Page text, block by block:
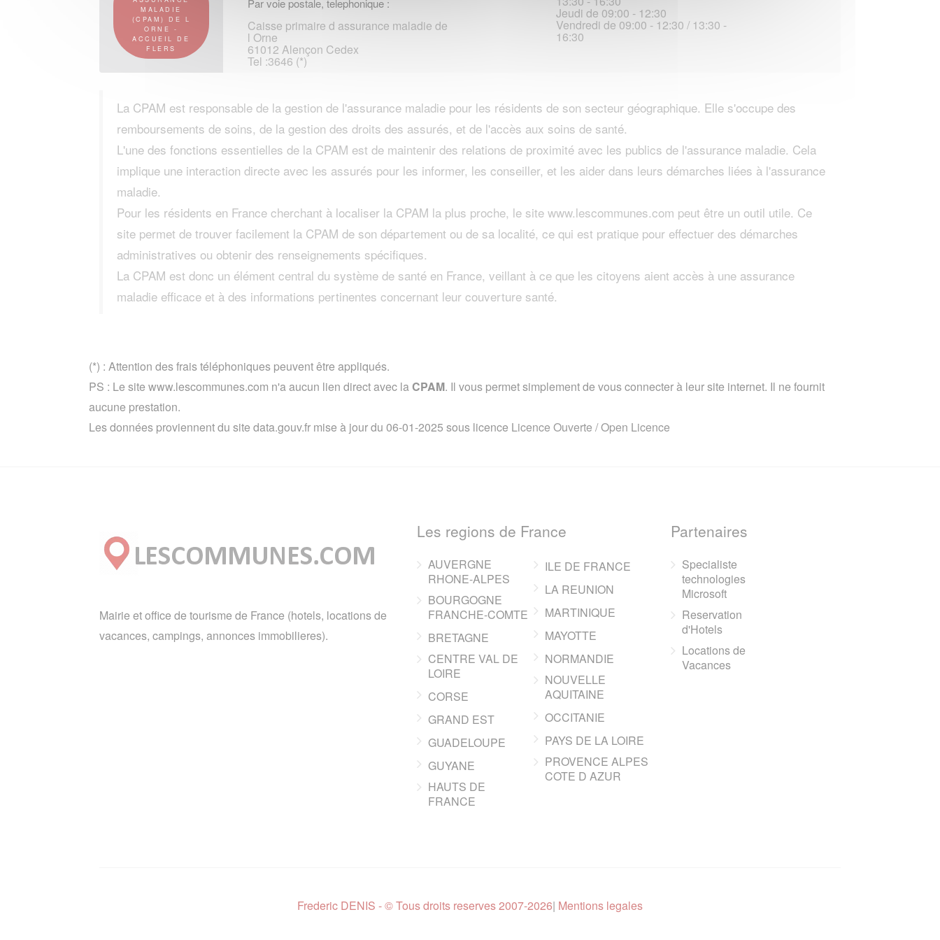
MALADIE
(CPAM) DE L
ORNE -
ACCUEIL DE
FLERS
Caisse primaire d assurance maladie de
l Orne
61012 Alençon Cedex
Tel :3646 (*)
Jeudi de 09:00 - 12:30
Vendredi de 09:00 - 12:30 / 13:30 -
16:30
La CPAM est responsable de la gestion de l'assurance maladie pour les résidents de son secteur géographique. Elle s'occupe des
remboursements de soins, de la gestion des droits des assurés, et de l'accès aux soins de santé.
L'une des fonctions essentielles de la CPAM est de maintenir des relations de proximité avec les publics de l'assurance maladie. Cela
implique une interaction directe avec les assurés pour les informer, les conseiller, et les aider dans leurs démarches liées à l'assurance
maladie.
Pour les résidents en France cherchant à localiser la CPAM la plus proche, le site www.lescommunes.com peut être un outil utile. Ce
site permet de trouver facilement la CPAM de son département ou de sa localité, ce qui est pratique pour effectuer des démarches
administratives ou obtenir des renseignements spécifiques.
La CPAM est donc un élément central du système de santé en France, veillant à ce que les citoyens aient accès à une assurance
maladie efficace et à des informations pertinentes concernant leur couverture santé.
(*) : Attention des frais téléphoniques peuvent être appliqués.
PS : Le site www.lescommunes.com n'a aucun lien direct avec laCPAM. Il vous permet simplement de vous connecter à leur site internet. Il ne fournit
aucune prestation.
Les données proviennent du site data.gouv.fr mise à jour du 06-01-2025 sous licence Licence Ouverte / Open Licence
Mairie et office de tourisme de France (hotels, locations de
vacances, campings, annonces immobilieres).
Les regions de France
AUVERGNE
RHONE-ALPES
BOURGOGNE
FRANCHE-COMTE
BRETAGNE
CENTRE VAL DE
LOIRE
CORSE
GRAND EST
GUADELOUPE
GUYANE
HAUTS DE
FRANCE
ILE DE FRANCE
LA REUNION
MARTINIQUE
MAYOTTE
NORMANDIE
NOUVELLE
AQUITAINE
OCCITANIE
PAYS DE LA LOIRE
PROVENCE ALPES
COTE D AZUR
Partenaires
Specialiste
technologies
Microsoft
Reservation
d'Hotels
Locations de
Vacances
Frederic DENIS - © Tous droits reserves 2007-2026| Mentions legales